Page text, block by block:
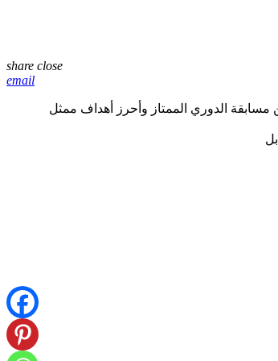
share close
email
الدوري الممتاز وأحرز أهداف ممثل